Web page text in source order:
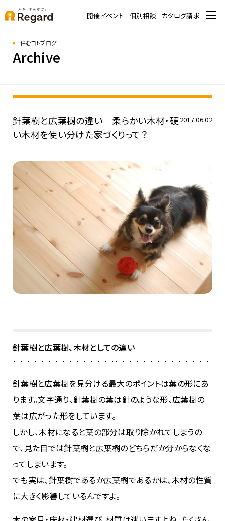
開催イベント 個別相談 カタログ請求
住むコトブログ
Archive
針葉樹と広葉樹の違い 柔らかい木材・硬
い木材を使い分けた家づくりって？
2017.06.02
針葉樹と広葉樹、木材としての違い
針葉樹と広葉樹を見分ける最大のポイントは葉の形にあ
ります。文字通り、針葉樹の葉は針のような形、広葉樹の
葉は広がった形をしています。
しかし、木材になると葉の部分は取り除かれてしまうの
で、見た目では針葉樹と広葉樹のどちらだか分からなくな
ってしまいます。
でも実は、針葉樹であるか広葉樹であるかは、木材の性質
に大きく影響しているんですよ。